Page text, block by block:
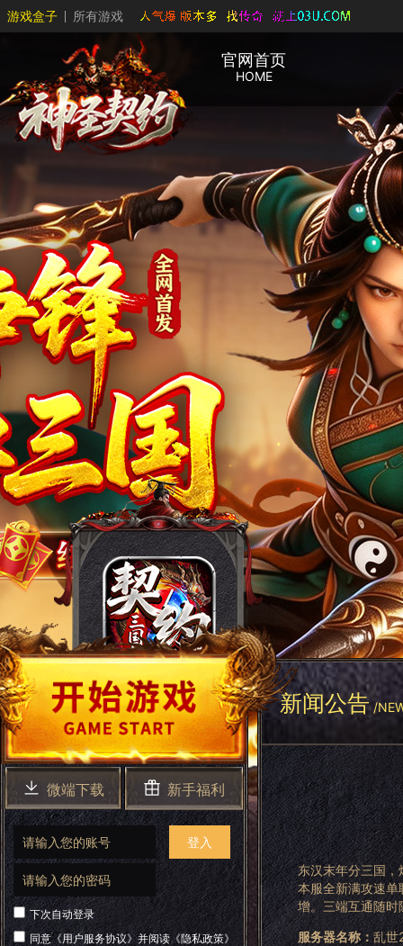
游戏盒子 所有游戏
官网首页
HOME
微端下载 新手福利
登入
下次自动登录
同意《用户服务协议》并阅读《隐私政策》
新闻公告/
东汉末年分三国
本服全新满攻速
增。三端互通随
服务器名称：乱世